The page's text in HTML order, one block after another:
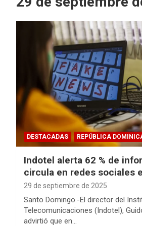
DESTACADAS REPÚBLICA
Indotel alerta 62 % de
circula en redes sociales
29 de septiembre de 2025
Santo Domingo.-El director del
Telecomunicaciones (Indotel),
advirtió que en…